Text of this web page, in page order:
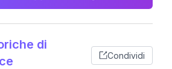
di
Condividi